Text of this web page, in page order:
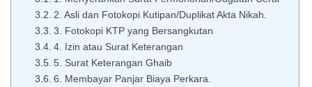
2. Asli dan Fotokopi Kutipan/Duplikat Akta Nikah.
3. Fotokopi KTP yang Bersangkutan
4. Izin atau Surat Keterangan
5. Surat Keterangan Ghaib
6. Membayar Panjar Biaya Perkara.